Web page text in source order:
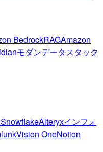
BedrockRAGAmazon
モダンデータスタック
SnowflakeAlteryxインフォ
Vision OneNotion